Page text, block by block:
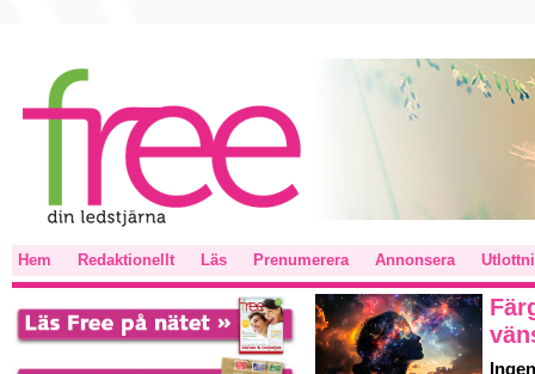
Hem Redaktionellt Läs Prenumerera Annonsera